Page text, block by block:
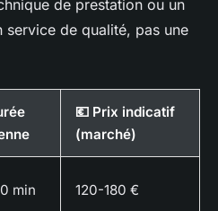
de prestation ou un
de qualité, pas une
💶 Prix indicatif
(marché)
min 120-180 €